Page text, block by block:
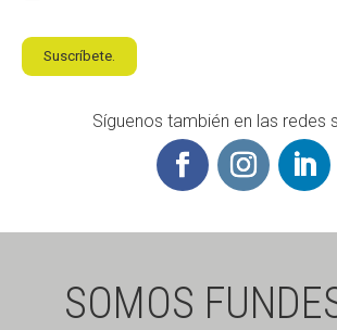
Suscríbete.
Síguenos también en las redes
SOMOS